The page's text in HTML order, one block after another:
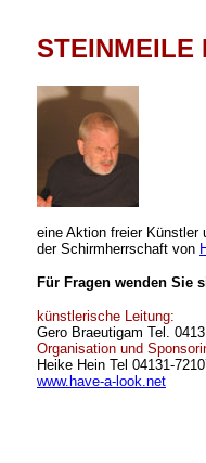
STEINMEILE
eine Aktion freier Künstler
der Schirmherrschaft von
Für Fragen wenden Sie
künstlerische Leitung:
Gero Braeutigam Tel.
Organisation und
Heike Hein Tel 04131-
www.have-a-look.net